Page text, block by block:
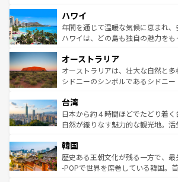
ば市内交通費無料で観光を楽しむこともで
着のスイス情報はコンテンツ一覧
のような巨大都市は、観光、ショッ
ンメントが詰まった刺激的なスポ
西部には大自然が広がり、グラン
部のニューオーリンズでは、音楽と
文化が魅力。旅行者はアメリカの各
しみながら、その多様性と豊かな
ならではの贅沢な旅のスタイルだ。 なお、新着のアメリカ
情報はコンテンツ一覧を参照してほ
ハワイ
年間を通じて温暖な気候に恵まれ
ハワイは、どの島も独自の魅力を
ワイ島は見逃せない。また、定番の
島だが、静かな自然を求めるならマ
おすすめ。エメラルドグリーンに
れるおもてなしの心で訪れる人々を
人々、おいしいローカルフードや
ク、伝統的なフラダンスなど、す
ワイを、存分に味わってほしい。 なお、新着のハワイ情報
はコンテンツ一覧を参照してほしい
オーストラリア
オーストラリアは、壮大な自然と多
シドニーのシンボルであるシドニ
リアリーフや大陸中央部にそびえる
ク）、タスマニアの美しい原生林
ど、見どころがたくさん。また、
いる。アクティビティも充実してお
ビング、ハイキングなど、アウト
い。オーストラリアの多彩な魅力
台湾
日本から約４時間ほどでたどり着
自然が織りなす魅力的な観光地。
ン）、静ひつな山岳地帯である台湾
と山間の静けさが共存しており、
驚きをもたらしてくれる。また、
韓国
歴史ある王朝文化が残る一方で、
-POPで世界を席巻している韓国。